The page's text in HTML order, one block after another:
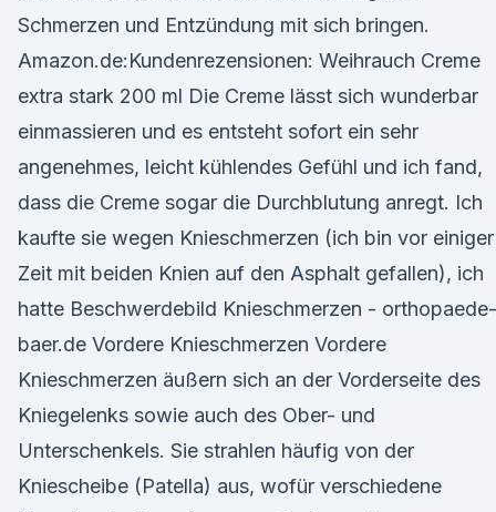
Schmerzen und Entzündung mit sich bringen.
Amazon.de:Kundenrezensionen: Weihrauch Creme
extra stark 200 ml Die Creme lässt sich wunderbar
einmassieren und es entsteht sofort ein sehr
angenehmes, leicht kühlendes Gefühl und ich fand,
dass die Creme sogar die Durchblutung anregt. Ich
kaufte sie wegen Knieschmerzen (ich bin vor einiger
Zeit mit beiden Knien auf den Asphalt gefallen), ich
hatte Beschwerdebild Knieschmerzen - orthopaede-
baer.de Vordere Knieschmerzen Vordere
Knieschmerzen äußern sich an der Vorderseite des
Kniegelenks sowie auch des Ober- und
Unterschenkels. Sie strahlen häufig von der
Kniescheibe (Patella) aus, wofür verschiedene